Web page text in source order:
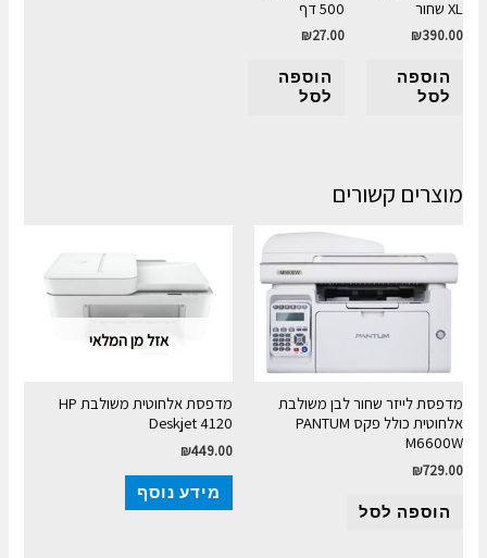
XL שחור
₪390.00
הוספה
לסל
500 דף
₪27.00
הוספה
לסל
מוצרים קשורים
מדפסת לייזר שחור לבן משולבת
אלחוטית כולל פקס PANTUM
M6600W
₪729.00
הוספה לסל
אזל מן המלאי
מדפסת אלחוטית משולבת HP
Deskjet 4120
₪449.00
מידע נוסף